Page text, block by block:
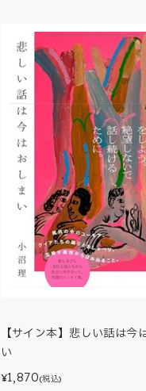
【サイン本】悲しい話は今
い
¥1,870(税込)